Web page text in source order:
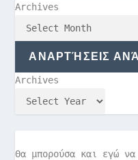
Archives
ΑΝΑΡΤΉΣΕΙΣ
Archives
Θα μπορούσα και εγώ